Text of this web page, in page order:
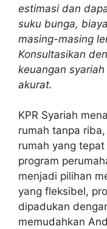
estimasi dan
suku bunga,
masing-masing
Konsultasikan
keuangan
akurat.
KPR Syariah
rumah tanpa
rumah yang
program
menjadi pilihan
yang fleksibel,
dipadukan
memudahkan